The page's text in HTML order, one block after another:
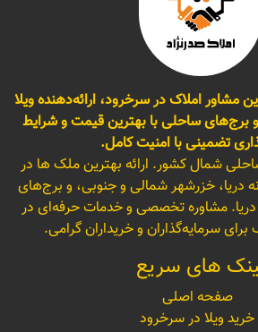
مشاور املاک در سرخرود، ارائه‌دهنده ویلا
و برج‌های ساحلی با بهترین قیمت و شرایط
تضمینی با امنیت کامل.
شمال کشور. ارائه بهترین ملک ها در
دریا، خزرشهر شمالی و جنوبی، و برج‌های
مشاوره تخصصی و خدمات حرفه‌ای در
سرمایه‌گذاران و خریداران گرامی.
های سریع
صفحه اصلی
خرید ویلا در سرخرود